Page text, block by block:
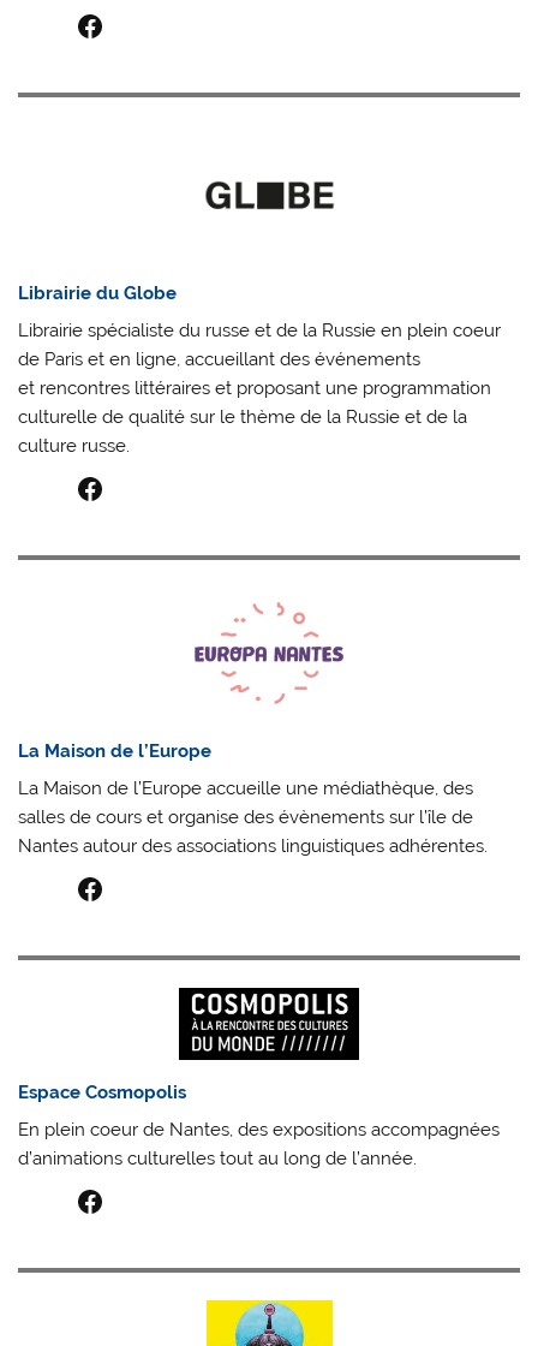
Facebook
Librairie du Globe
Librairie spécialiste du russe et de la Russie en plein coeur
de Paris et en ligne, accueillant des événements
et rencontres littéraires et proposant une programmation
culturelle de qualité sur le thème de la Russie et de la
culture russe.
Facebook
La Maison de l’Europe
La Maison de l’Europe accueille une médiathèque, des
salles de cours et organise des évènements sur l’île de
Nantes autour des associations linguistiques adhérentes.
Facebook
Espace Cosmopolis
En plein coeur de Nantes, des expositions accompagnées
d’animations culturelles tout au long de l’année.
Facebook